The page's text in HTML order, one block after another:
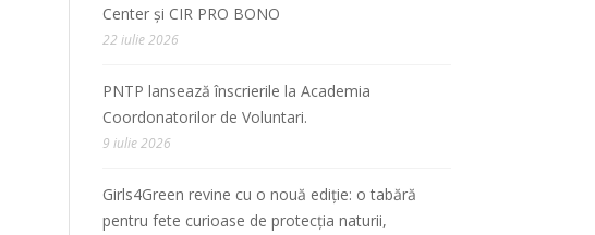
Center și CIR PRO BONO
22 iulie 2026
PNTP lansează înscrierile la Academia
Coordonatorilor de Voluntari.
9 iulie 2026
Girls4Green revine cu o nouă ediție: o tabără
pentru fete curioase de protecția naturii,